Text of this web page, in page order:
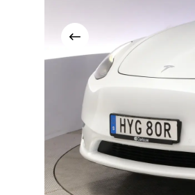
Visa föregående bild